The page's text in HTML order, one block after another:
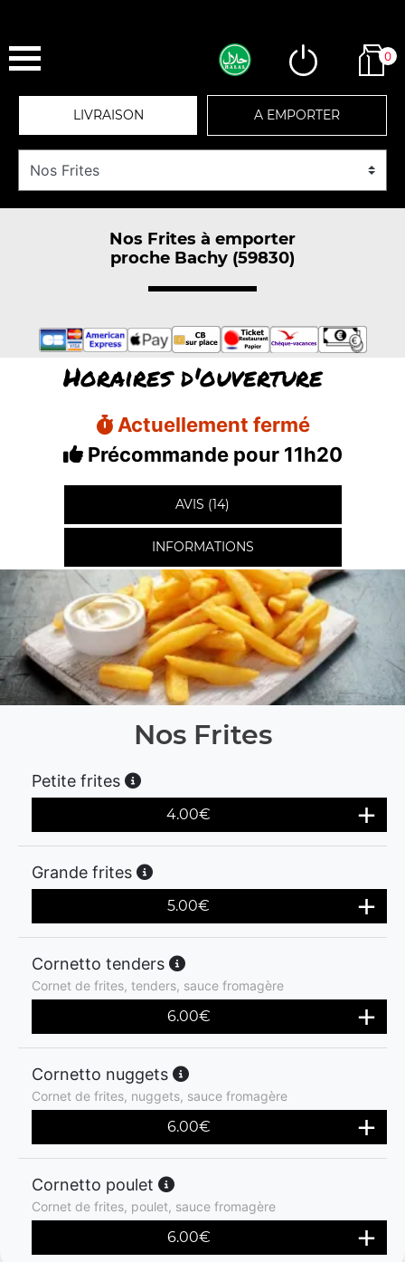
0
LIVRAISON A EMPORTER
Nos Frites à emporter
proche Bachy (59830)
Horaires d'ouverture
Actuellement fermé
Précommande pour 11h20
AVIS (14)
INFORMATIONS
Nos Frites
Petite frites
4.00€
Grande frites
5.00€
Cornetto tenders
Cornet de frites, tenders, sauce fromagère
6.00€
Cornetto nuggets
Cornet de frites, nuggets, sauce fromagère
6.00€
Cornetto poulet
Cornet de frites, poulet, sauce fromagère
6.00€